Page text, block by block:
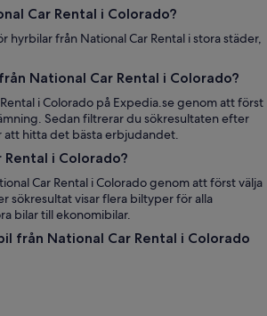
Car Rental i Colorado?
från National Car Rental i stora städer,
National Car Rental i Colorado?
i Colorado på Expedia.se genom att först
Sedan filtrerar du sökresultaten efter
hitta det bästa erbjudandet.
i Colorado?
Car Rental i Colorado genom att först välja
sökresultat visar flera biltyper för alla
bilar till ekonomibilar.
från National Car Rental i Colorado